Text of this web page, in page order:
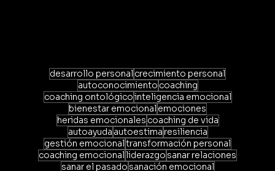
desarrollo personal crecimiento personal
autoconocimiento coaching
coaching ontológicointeligencia emocional
bienestar emocional emociones
heridas emocionales coaching de vida
autoayuda autoestimaresiliencia
gestión emocionaltransformación personal
coaching emocionalliderazgo sanar relaciones
sanar el pasado sanación emocional